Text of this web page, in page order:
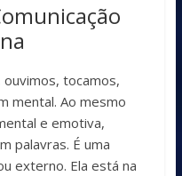
tocamos,
mental. Ao mesmo
e emotiva,
palavras. É uma
externo. Ela está na